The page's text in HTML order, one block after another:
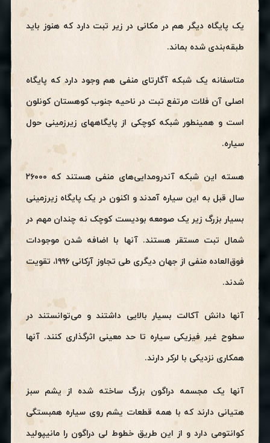
یک پایگاه دیگر هم در مکانی در زیر تبت دارد که هنوز باید
طبقه‌بندی شده بماند.
متاسفانه یک شبکه آگارتای منفی هم وجود دارد که پایگاه
اصلی آن فلات مرتفع تبت در ناحیه جنوب کوهستان کونلون
است و همینطور شبکه کوچکی از پایگاههای زیرزمینی حول
سیاره.
هسته این شبکه آندرومدایی‌های منفی هستند که ۲۶۰۰۰
سال قبل به این سیاره آمدند و اکنون در یک پایگاه زیرزمینی
بسیار بزرگ زیر یک صومعه بودیست کوچک نه چندان مهم در
شمال تبت مستقر هستند. آنها با اضافه شدن موجودات
فوق‌العاده منفی از جهان دیگری طی تجاوز آرکانی ۱۹۹۶، تقویت
شدند.
آنها دانش آکالت بسیار بالایی داشتند و می‌توانستند در
سطوح غیر فیزیکی سیاره تا حد معینی اثرگذاری کنند. آنها
همکاری نزدیکی با لرکر دارند.
آنها یک مجسمه دراگون بزرگ ساخته شده از یشم سبز
هتیانی دارند که با همه قطعات یشم روی سیاره همبستگی
کوانتومی دارد و از این طریق خطوط لی دراگون را مانیپولید